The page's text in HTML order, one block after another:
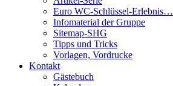
Euro WC-Schlüssel-Erlebnis…
Infomaterial der Gruppe
Sitemap-SHG
Tipps und Tricks
Vorlagen, Vordrucke
Kontakt
Gästebuch